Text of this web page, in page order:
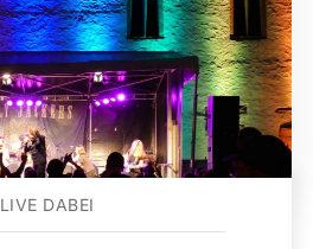
LIVE DABEI